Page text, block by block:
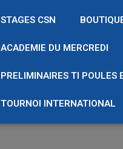
STAGES CSN
ACADEMIE DU MERCREDI
PRELIMINAIRES TI POULES
TOURNOI INTERNATIONAL